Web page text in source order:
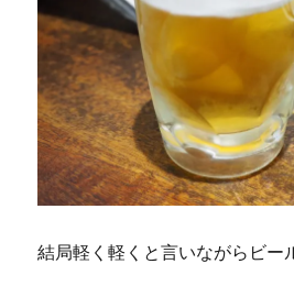
結局軽く軽くと言いながらビー